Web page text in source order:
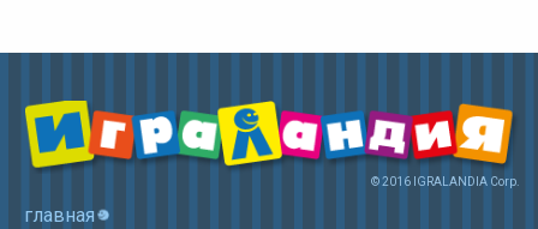
© 2016 IGRALANDIA Corp.
главная